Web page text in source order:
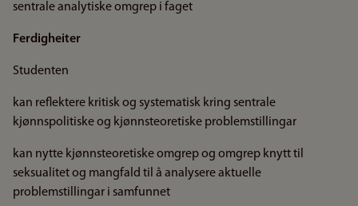
sentrale analytiske omgrep i faget
Ferdigheiter
Studenten
kan reflektere kritisk og systematisk kring sentrale
kjønnspolitiske og kjønnsteoretiske problemstillingar
kan nytte kjønnsteoretiske omgrep og omgrep knytt til
seksualitet og mangfald til å analysere aktuelle
problemstillingar i samfunnet